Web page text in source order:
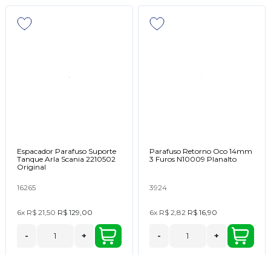
Espacador Parafuso Suporte
Tanque Arla Scania 2210502
Original
16265
6x R$ 21,50 R$ 129,00
- +
Parafuso Retorno Oco 14mm
3 Furos N10009 Planalto
3924
6x R$ 2,82 R$ 16,90
- +